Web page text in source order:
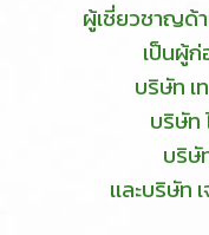
ผู้เชี่ยวชาญด้
เป็นผู้ก่
บริษัท เ
บริษัท
บริษั
เเละบริษัท